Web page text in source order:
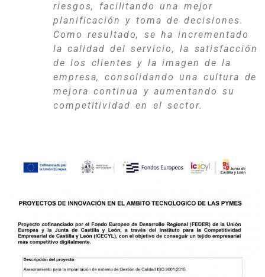
riesgos, facilitando una mejor
planificación y toma de decisiones.
Como resultado, se ha incrementado
la calidad del servicio, la satisfacción
de los clientes y la imagen de la
empresa, consolidando una cultura de
mejora continua y aumentando su
competitividad en el sector.